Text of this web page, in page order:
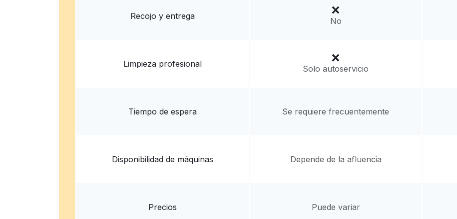
Mostrar númeroRecojo y entrega No
Limpieza profesional Solo autoservicio
Tiempo de espera Se requiere frecuentemente
Disponibilidad de máquinas Depende de la afluencia
Precios Puede variar